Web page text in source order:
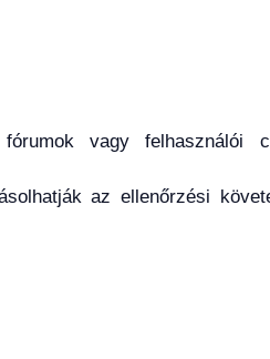
vagy felhasználói
az ellenőrzési